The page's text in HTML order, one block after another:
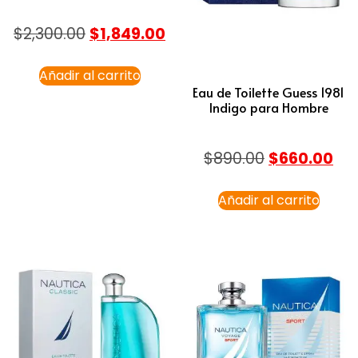
$2,300.00 $1,849.00
Añadir al carrito
Eau de Toilette Guess 1981
Indigo para Hombre
$890.00 $660.00
Añadir al carrito